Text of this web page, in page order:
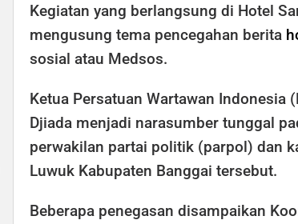
Kegiatan yang berlangsung di Hotel
mengusung tema pencegahan berita
sosial atau Medsos.
Ketua Persatuan Wartawan Indonesia
Djiada menjadi narasumber tunggal
perwakilan partai politik (parpol) dan
Luwuk Kabupaten Banggai tersebut.
Beberapa penegasan disampaikan